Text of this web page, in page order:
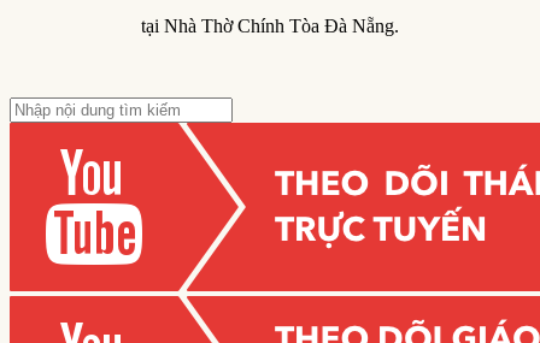
tại Nhà Thờ Chính Tòa Đà Nẵng.